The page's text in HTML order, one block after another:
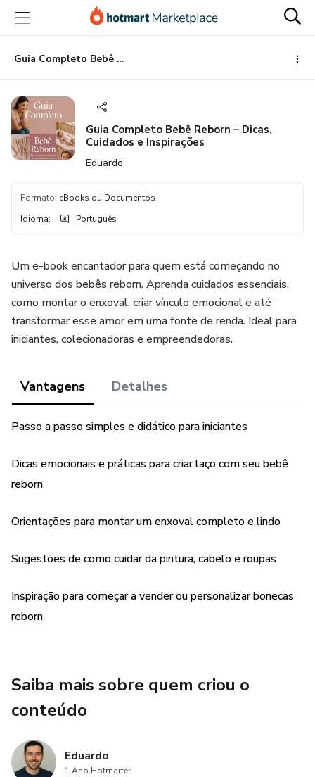
para
conteúdo
principal
para
pagamento
para
rodapé
Guia Completo Bebê Reborn – Dicas, Cuidados e Inspirações
Guia Completo Bebê Reborn – Dicas,
Cuidados e Inspirações
Eduardo
Formato: eBooks ou Documentos
Idioma: Português
Um e-book encantador para quem está começando no
universo dos bebês reborn. Aprenda cuidados essenciais,
como montar o enxoval, criar vínculo emocional e até
transformar esse amor em uma fonte de renda. Ideal para
iniciantes, colecionadoras e empreendedoras.
Vantagens Detalhes
Passo a passo simples e didático para iniciantes
Dicas emocionais e práticas para criar laço com seu bebê
reborn
Orientações para montar um enxoval completo e lindo
Sugestões de como cuidar da pintura, cabelo e roupas
Inspiração para começar a vender ou personalizar bonecas
reborn
Saiba mais sobre quem criou o
conteúdo
Eduardo
1 Ano Hotmarter